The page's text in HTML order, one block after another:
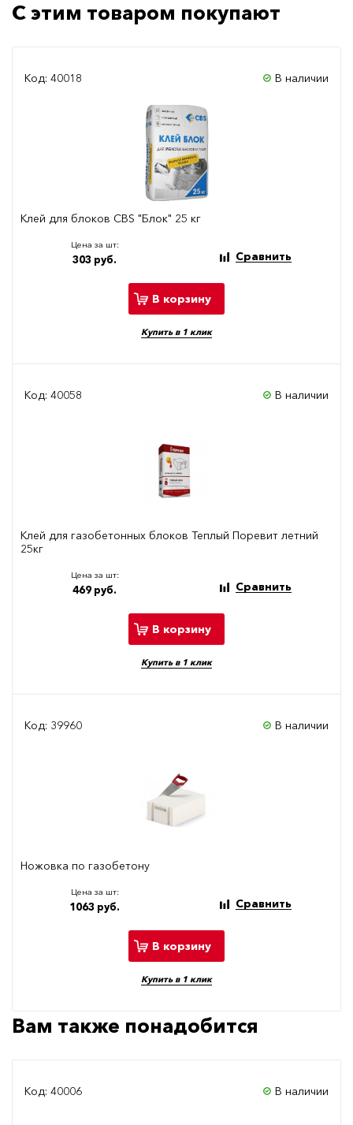
С этим товаром покупают
Код: 40018 В наличии
Клей для блоков CBS "Блок" 25 кг
Цена за шт:
303 руб. Сравнить
В корзину
Купить в 1 клик
Код: 40058 В наличии
Клей для газобетонных блоков Теплый Поревит летний
25кг
Цена за шт:
469 руб. Сравнить
В корзину
Купить в 1 клик
Код: 39960 В наличии
Ножовка по газобетону
Цена за шт:
1063 руб. Сравнить
В корзину
Купить в 1 клик
Вам также понадобится
Код: 40006 В наличии